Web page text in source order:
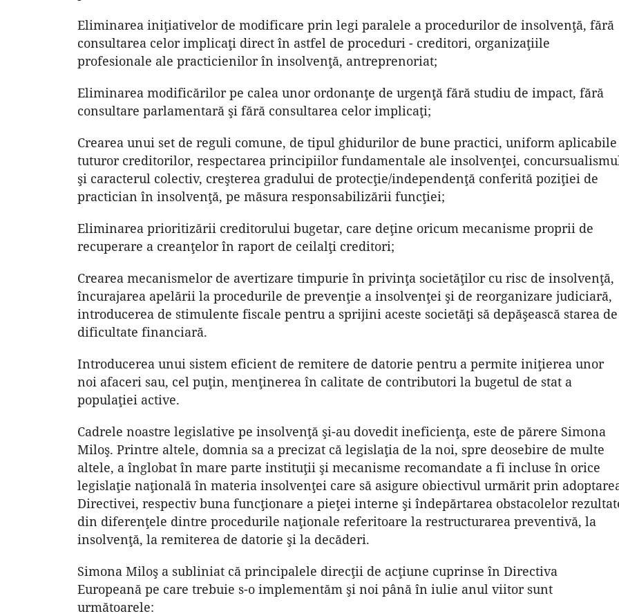
Eliminarea iniţiativelor de modificare prin legi paralele a procedurilor de insolvenţă, fără
consultarea celor implicaţi direct în astfel de proceduri - creditori, organizaţiile
profesionale ale practicienilor în insolvenţă, antreprenoriat;
Eliminarea modificărilor pe calea unor ordonanţe de urgenţă fără studiu de impact, fără
consultare parlamentară şi fără consultarea celor implicaţi;
Crearea unui set de reguli comune, de tipul ghidurilor de bune practici, uniform aplicabile
tuturor creditorilor, respectarea principiilor fundamentale ale insolvenţei,
şi caracterul colectiv, creşterea gradului de protecţie/independenţă conferită poziţiei de
practician în insolvenţă, pe măsura responsabilizării funcţiei;
Eliminarea prioritizării creditorului bugetar, care deţine oricum mecanisme proprii de
recuperare a creanţelor în raport de ceilalţi creditori;
Crearea mecanismelor de avertizare timpurie în privinţa societăţilor cu risc de insolvenţă,
încurajarea apelării la procedurile de prevenţie a insolvenţei şi de reorganizare judiciară,
introducerea de stimulente fiscale pentru a sprijini aceste societăţi să depăşească starea de
dificultate financiară.
Introducerea unui sistem eficient de remitere de datorie pentru a permite iniţierea unor
noi afaceri sau, cel puţin, menţinerea în calitate de contributori la bugetul de stat a
populaţiei active.
Cadrele noastre legislative pe insolvenţă şi-au dovedit ineficienţa, este de părere Simona
Miloş. Printre altele, domnia sa a precizat că legislaţia de la noi, spre deosebire de multe
altele, a înglobat în mare parte instituţii şi mecanisme recomandate a fi incluse în orice
legislaţie naţională în materia insolvenţei care să asigure obiectivul urmărit prin
Directivei, respectiv buna funcţionare a pieţei interne şi îndepărtarea obstacolelor
din diferenţele dintre procedurile naţionale referitoare la restructurarea preventivă, la
insolvenţă, la remiterea de datorie şi la decăderi.
Simona Miloş a subliniat că principalele direcţii de acţiune cuprinse în Directiva
Europeană pe care trebuie s-o implementăm şi noi până în iulie anul viitor sunt
următoarele: